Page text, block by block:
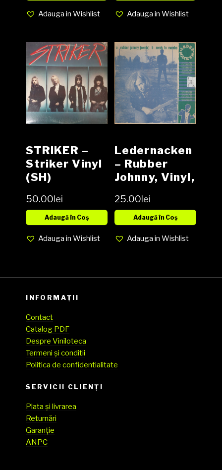
Adauga in Wishlist Adauga in Wishlist
STRIKER –
Striker Vinyl
(SH)
50.00lei
Adaugă în Coș
Adauga in Wishlist
Ledernacken
– Rubber
Johnny, Vinyl,
Limited
Edition,
Cover VG
25.00lei
Adaugă în Coș
Adauga in Wishlist
INFORMAȚII
Contact
Catalog PDF
Despre Viniloteca
Termeni și conditii
Politica de confidentialitate
SERVICII CLIENŢI
Plata și livrarea
Returnări
Garanție
ANPC